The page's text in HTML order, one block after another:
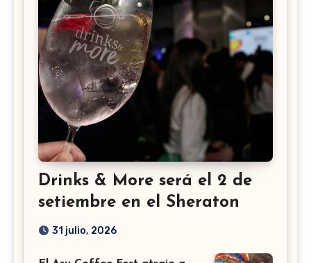
Drinks & More será el 2 de
setiembre en el Sheraton
31 julio, 2026